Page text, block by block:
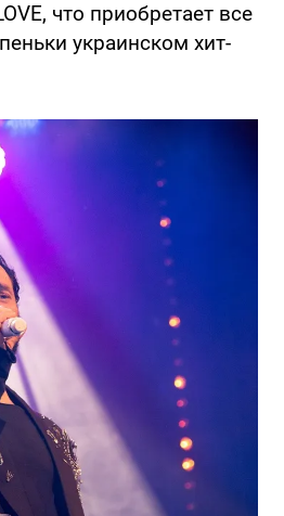
что приобретает все
украинском хит-